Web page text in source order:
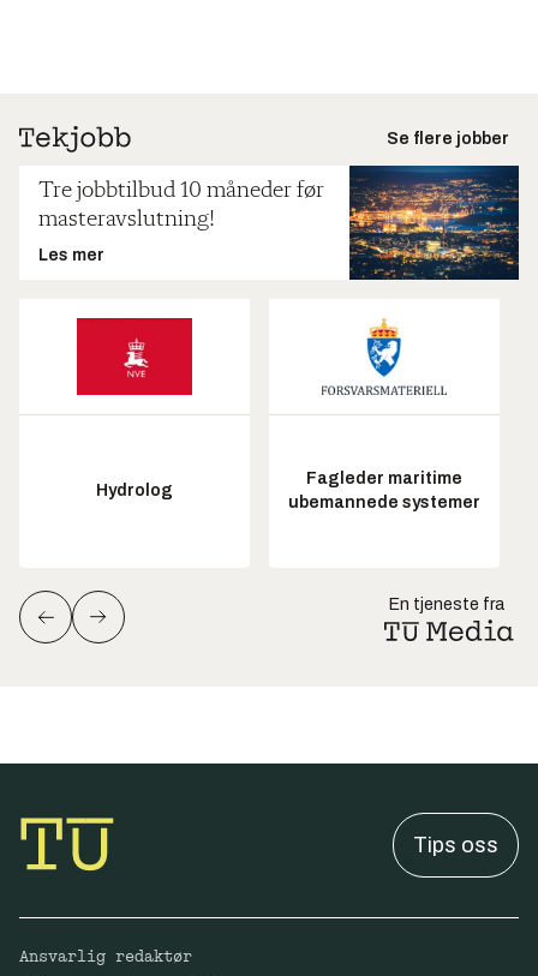
Se flere jobber
Tre jobbtilbud 10 måneder før
masteravslutning!
Les mer
Hydrolog
Fagleder maritime
ubemannede systemer
En tjeneste fra
Tips oss
Ansvarlig redaktør